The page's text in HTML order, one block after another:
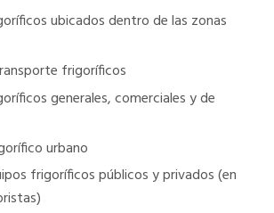
ubicados dentro de las zonas
frigoríficos
generales, comerciales y de
urbano
frigoríficos públicos y privados (en